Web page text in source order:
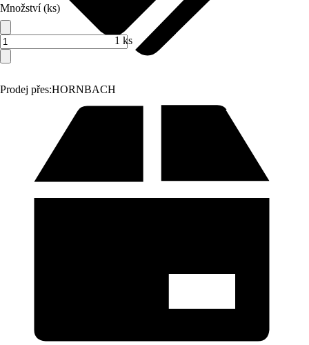
Prodej přes:HORNBACH
Množství (ks)
1 ks